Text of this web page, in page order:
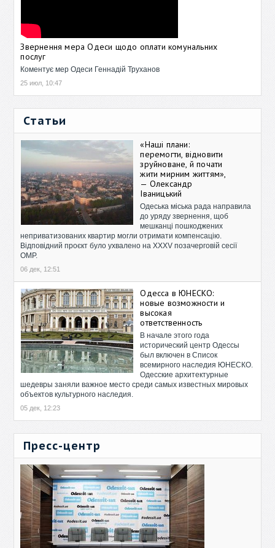
Звернення мера Одеси щодо оплати комунальних
послуг
Коментує мер Одеси Геннадій Труханов
25 июл, 10:47
Статьи
«Наші плани:
перемогти, відновити
зруйноване, й почати
жити мирним життям»,
— Олександр
Іваницький
Одеська міська рада направила
до уряду звернення, щоб
мешканці пошкоджених
неприватизованих квартир могли отримати компенсацію.
Відповідний проєкт було ухвалено на XXXV позачерговій сесії
ОМР.
06 дек, 12:51
Одесса в ЮНЕСКО:
новые возможности и
высокая
ответственность
В начале этого года
исторический центр Одессы
был включен в Список
всемирного наследия ЮНЕСКО.
Одесские архитектурные
шедевры заняли важное место среди самых известных мировых
объектов культурного наследия.
05 дек, 12:23
Пресс-центр